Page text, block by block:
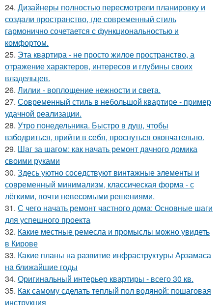
24. Дизайнеры полностью пересмотрели планировку и
создали пространство, где современный стиль
гармонично сочетается с функциональностью и
комфортом.
25. Эта квартира - не просто жилое пространство, а
отражение характеров, интересов и глубины своих
владельцев.
26. Лилии - воплощение нежности и света.
27. Современный стиль в небольшой квартире - пример
удачной реализации.
28. Утро понедельника. Быстро в душ, чтобы
взбодриться, прийти в себя, проснуться окончательно.
29. Шаг за шагом: как начать ремонт дачного домика
своими руками
30. Здесь уютно соседствуют винтажные элементы и
современный минимализм, классическая форма - с
лёгкими, почти невесомыми решениями.
31. С чего начать ремонт частного дома: Основные шаги
для успешного проекта
32. Какие местные ремесла и промыслы можно увидеть
в Кирове
33. Какие планы на развитие инфраструктуры Арзамаса
на ближайшие годы
34. Оригинальный интерьер квартиры - всего 30 кв.
35. Как самому сделать теплый пол водяной: пошаговая
инструкция